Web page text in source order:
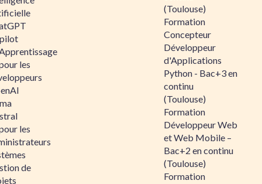
les
les
de
(Toulouse)
Formation
Concepteur
Développeur
d'Applications
Python - Bac+3 en
continu
(Toulouse)
Formation
Développeur Web
et Web Mobile –
Bac+2 en continu
(Toulouse)
Formation